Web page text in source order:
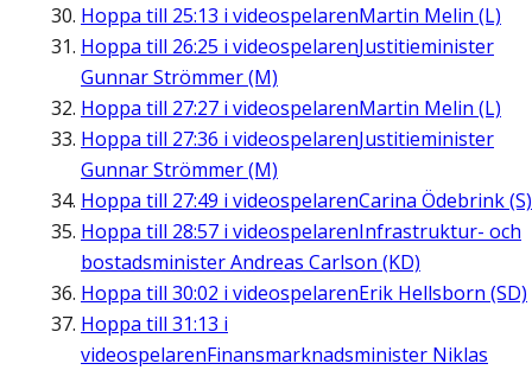
Hoppa till 25:13 i videospelarenMartin Melin (L)
Hoppa till 26:25 i videospelarenJustitieminister
Gunnar Strömmer (M)
Hoppa till 27:27 i videospelarenMartin Melin (L)
Hoppa till 27:36 i videospelarenJustitieminister
Gunnar Strömmer (M)
Hoppa till 27:49 i videospelarenCarina Ödebrink (S)
Hoppa till 28:57 i videospelarenInfrastruktur- och
bostadsminister Andreas Carlson (KD)
Hoppa till 30:02 i videospelarenErik Hellsborn (SD)
Hoppa till 31:13 i
videospelarenFinansmarknadsminister Niklas